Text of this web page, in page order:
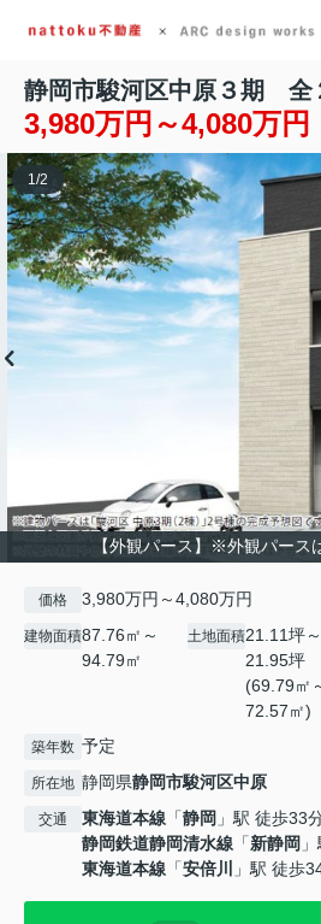
静岡市駿河区中原３期 全
3,980万円～4,080万円
【外観パース】※外観パース
1/2
価格 3,980万円～4,080万円
建物面積87.76㎡～
94.79㎡
土地面積21.11坪～
21.95坪
(69.79㎡
72.57㎡)
築年数 予定
所在地 静岡県静岡市駿河区中原
交通 東海道本線 「静岡 」駅 徒歩33
静岡鉄道静岡清水線 「新静岡
東海道本線 「安倍川 」駅 徒歩